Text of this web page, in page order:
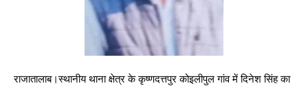
राजातालाब।स्थानीय थाना क्षेत्र के कृष्णदत्तपुर कोइलीपुल गांव में दिनेश सिंह का